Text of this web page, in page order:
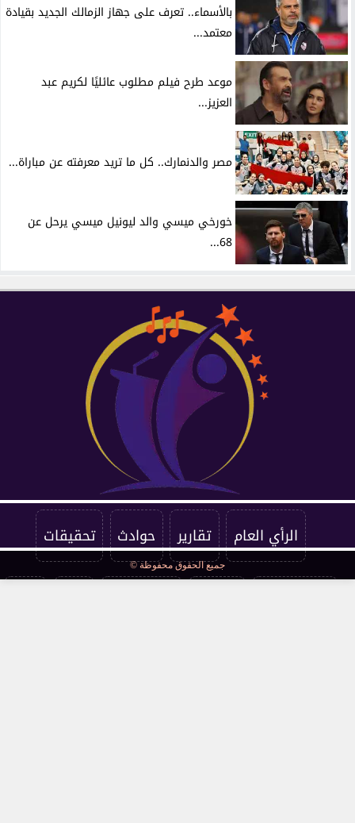
بالأسماء.. تعرف على جهاز الزمالك الجديد بقيادة
معتمد...
موعد طرح فيلم مطلوب عائليًا لكريم عبد
العزيز...
مصر والدنمارك.. كل ما تريد معرفته عن مباراة...
خورخي ميسي والد ليونيل ميسي يرحل عن
68...
الرأي العام تقارير حوادث تحقيقات
جميع الحقوق محفوظة ©